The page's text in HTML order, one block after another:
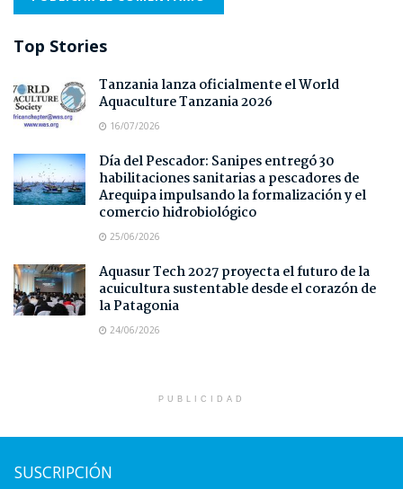
Top Stories
Tanzania lanza oficialmente el World
Aquaculture Tanzania 2026
16/07/2026
Día del Pescador: Sanipes entregó 30
habilitaciones sanitarias a pescadores de
Arequipa impulsando la formalización y el
comercio hidrobiológico
25/06/2026
Aquasur Tech 2027 proyecta el futuro de la
acuicultura sustentable desde el corazón de
la Patagonia
24/06/2026
PUBLICIDAD
SUSCRIPCIÓN